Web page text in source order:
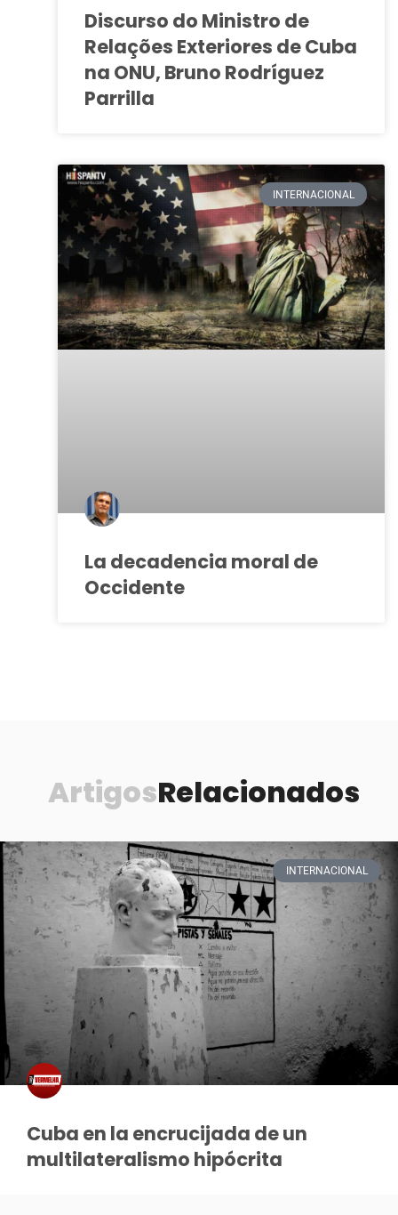
Discurso do Ministro de
Relações Exteriores de Cuba
na ONU, Bruno Rodríguez
Parrilla
INTERNACIONAL
La decadencia moral de
Occidente
ArtigosRelacionados
INTERNACIONAL
Cuba en la encrucijada de un
multilateralismo hipócrita